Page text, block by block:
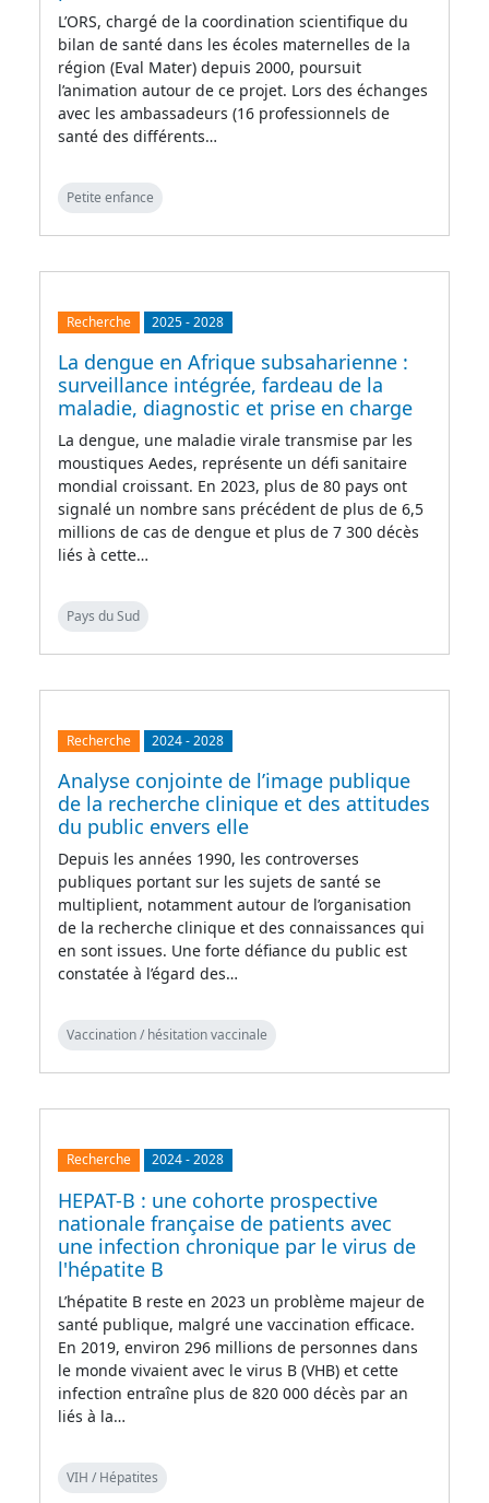
L’ORS, chargé de la coordination scientifique du
bilan de santé dans les écoles maternelles de la
région (Eval Mater) depuis 2000, poursuit
l’animation autour de ce projet. Lors des échanges
avec les ambassadeurs (16 professionnels de
santé des différents…
Petite enfance
Recherche 2025-2028
La dengue en Afrique subsaharienne :
surveillance intégrée, fardeau de la
maladie, diagnostic et prise en charge
La dengue, une maladie virale transmise par les
moustiques Aedes, représente un défi sanitaire
mondial croissant. En 2023, plus de 80 pays ont
signalé un nombre sans précédent de plus de 6,5
millions de cas de dengue et plus de 7 300 décès
liés à cette…
Pays du Sud
Recherche 2024-2028
Analyse conjointe de l’image publique
de la recherche clinique et des attitudes
du public envers elle
Depuis les années 1990, les controverses
publiques portant sur les sujets de santé se
multiplient, notamment autour de l’organisation
de la recherche clinique et des connaissances qui
en sont issues. Une forte défiance du public est
constatée à l’égard des…
Vaccination / hésitation vaccinale
Recherche 2024-2028
HEPAT-B : une cohorte prospective
nationale française de patients avec
une infection chronique par le virus de
l'hépatite B
L’hépatite B reste en 2023 un problème majeur de
santé publique, malgré une vaccination efficace.
En 2019, environ 296 millions de personnes dans
le monde vivaient avec le virus B (VHB) et cette
infection entraîne plus de 820 000 décès par an
liés à la…
VIH / Hépatites